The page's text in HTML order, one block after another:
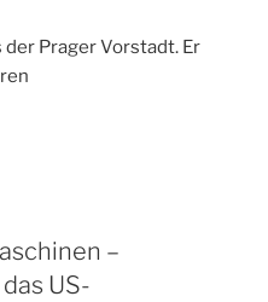
Prager Vorstadt. Er
–
US-